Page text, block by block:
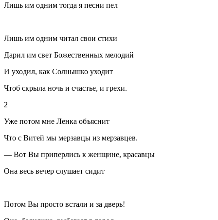
Лишь им одним тогда я песни пел
Лишь им одним читал свои стихи
Дарил им свет Божественных мелодий
И уходил, как Солнышко уходит
Чтоб скрыла ночь и счастье, и грехи.
2
Уже потом мне Ленка объяснит
Что с Витей мы мерзавцы из мерзавцев.
— Вот Вы приперлись к женщине, красавцы
Она весь вечер слушает сидит
Потом Вы просто встали и за дверь!